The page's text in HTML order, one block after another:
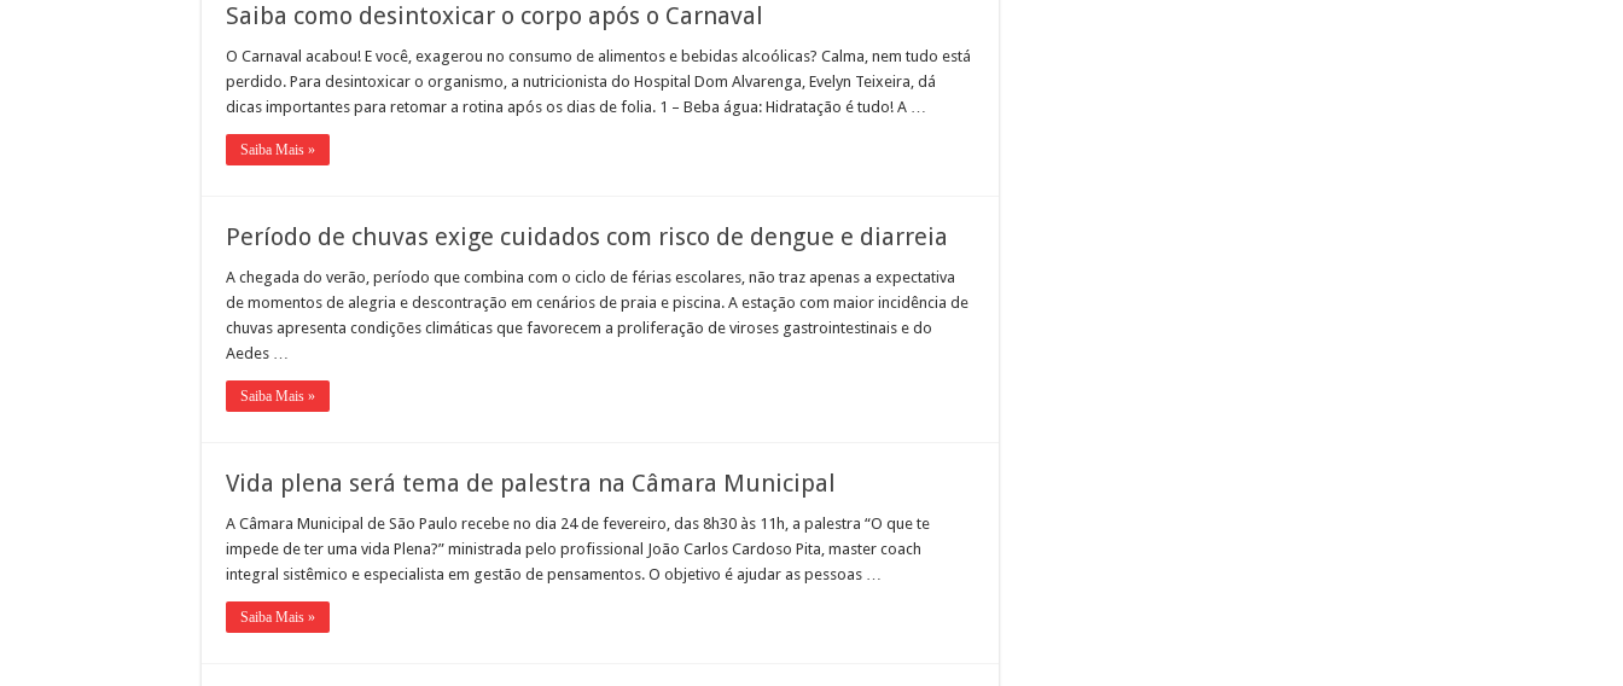
Saiba como desintoxicar o corpo após o Carnaval
O Carnaval acabou! E você, exagerou no consumo de alimentos e bebidas alcoólicas? Calma, nem tudo está
perdido. Para desintoxicar o organismo, a nutricionista do Hospital Dom Alvarenga, Evelyn Teixeira, dá
dicas importantes para retomar a rotina após os dias de folia. 1 – Beba água: Hidratação é tudo! A …
Saiba Mais »
Período de chuvas exige cuidados com risco de dengue e diarreia
A chegada do verão, período que combina com o ciclo de férias escolares, não traz apenas a expectativa
de momentos de alegria e descontração em cenários de praia e piscina. A estação com maior incidência de
chuvas apresenta condições climáticas que favorecem a proliferação de viroses gastrointestinais e do
Aedes …
Saiba Mais »
Vida plena será tema de palestra na Câmara Municipal
A Câmara Municipal de São Paulo recebe no dia 24 de fevereiro, das 8h30 às 11h, a palestra “O que te
impede de ter uma vida Plena?” ministrada pelo profissional João Carlos Cardoso Pita, master coach
integral sistêmico e especialista em gestão de pensamentos. O objetivo é ajudar as pessoas …
Saiba Mais »